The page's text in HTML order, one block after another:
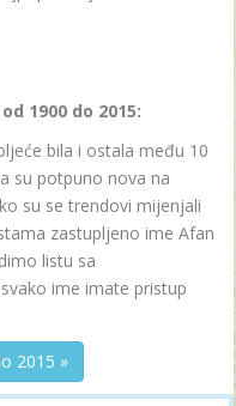
1900 do 2015:
bila i ostala među 10
su potpuno nova na
su se trendovi mijenjali
zastupljeno ime Afan
listu sa
ime imate pristup
2015 »